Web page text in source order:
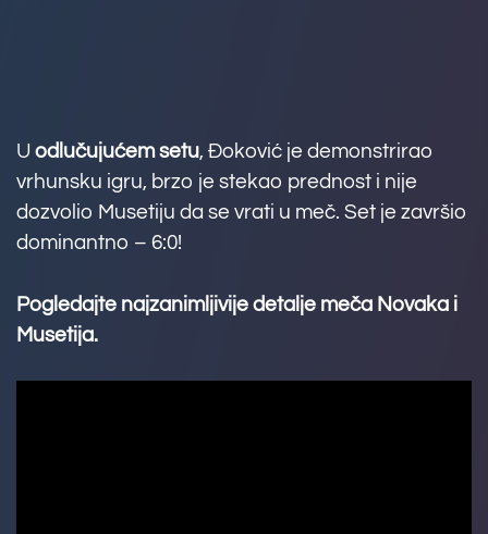
U odlučujućem setu, Đoković je demonstrirao
vrhunsku igru, brzo je stekao prednost i nije
dozvolio Musetiju da se vrati u meč. Set je završio
dominantno – 6:0!
Pogledajte najzanimljivije detalje meča Novaka i
Musetija.